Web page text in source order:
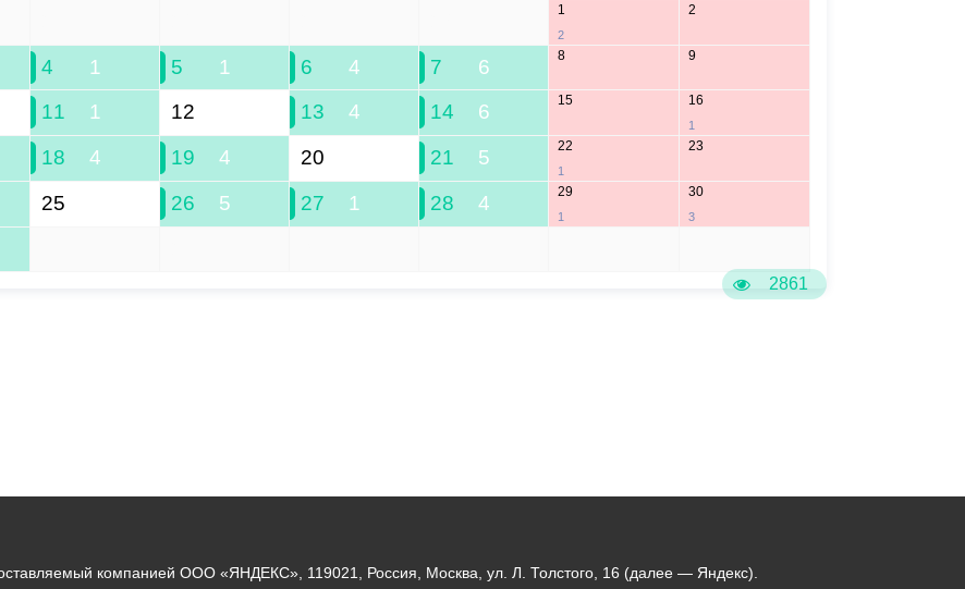
2861
1
2
2
4 1 5 1 6 4 7 6 8 9
11 1 12 13 4 14 6 15 16
1
18 4 19 4 20 21 5 22
1
23
25 26 5 27 1 28 4 29
1
30
3
компанией ООО «ЯНДЕКС», 119021, Россия, Москва, ул. Л. Толстого, 16 (далее — Яндекс).